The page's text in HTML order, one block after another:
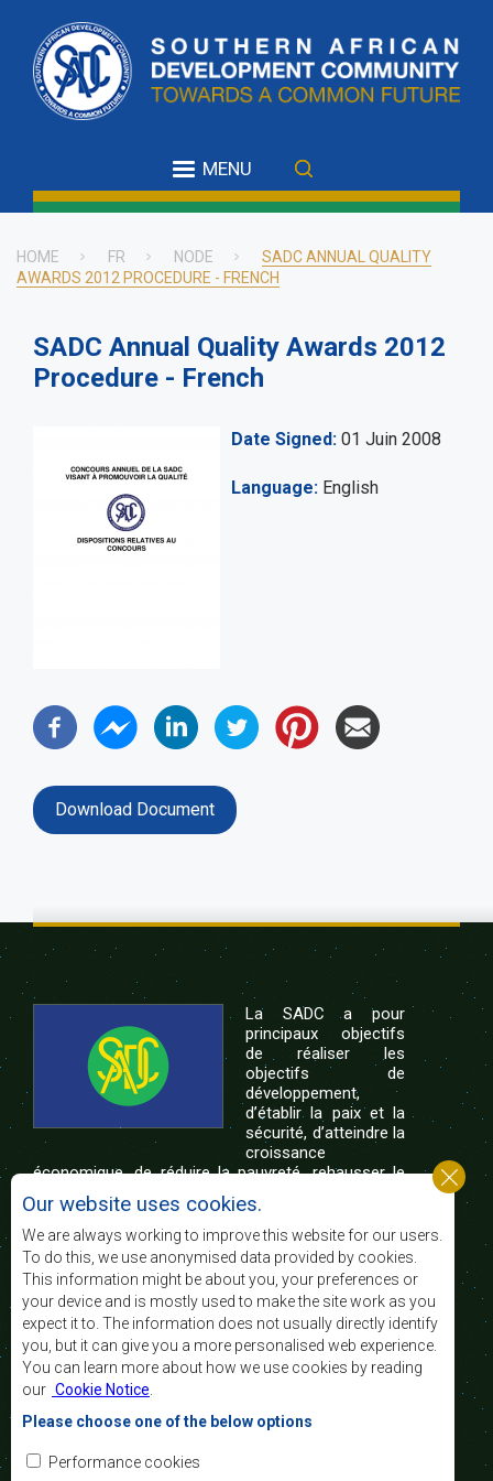
main
content
MENU
Breadcrumb
HOME FR NODE
SADC ANNUAL QUALITY
AWARDS 2012 PROCEDURE - FRENCH
SADC Annual Quality Awards 2012
Procedure - French
Date Signed 01 Juin 2008
Language English
Download Document
La SADC a pour
principaux objectifs
de réaliser les
objectifs de
développement,
d’établir la paix et la
sécurité, d’atteindre la
croissance
économique, de réduire la pauvreté, rehausser le
niveau et la qualité de vie du peuple de l’Afrique
australe et d’appuyer les défavorisés sociaux par le
biais de l’intégration régionale, de principes
démocratiques consolidés et d’un développement
équitable et durable.
Nous contacter
SADC House
Plot No. 54385
Central Business District
Private Bag 0095
Our website uses cookies.
We are always working to improve this website for our users.
To do this, we use anonymised data provided by cookies.
This information might be about you, your preferences or
your device and is mostly used to make the site work as you
expect it to. The information does not usually directly identify
you, but it can give you a more personalised web experience.
You can learn more about how we use cookies by reading
our Cookie Notice
Please choose one of the below options
Performance cookies